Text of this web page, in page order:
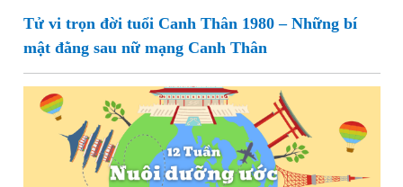
Tử vi trọn đời tuổi Canh Thân 1980 – Những bí
mật đằng sau nữ mạng Canh Thân